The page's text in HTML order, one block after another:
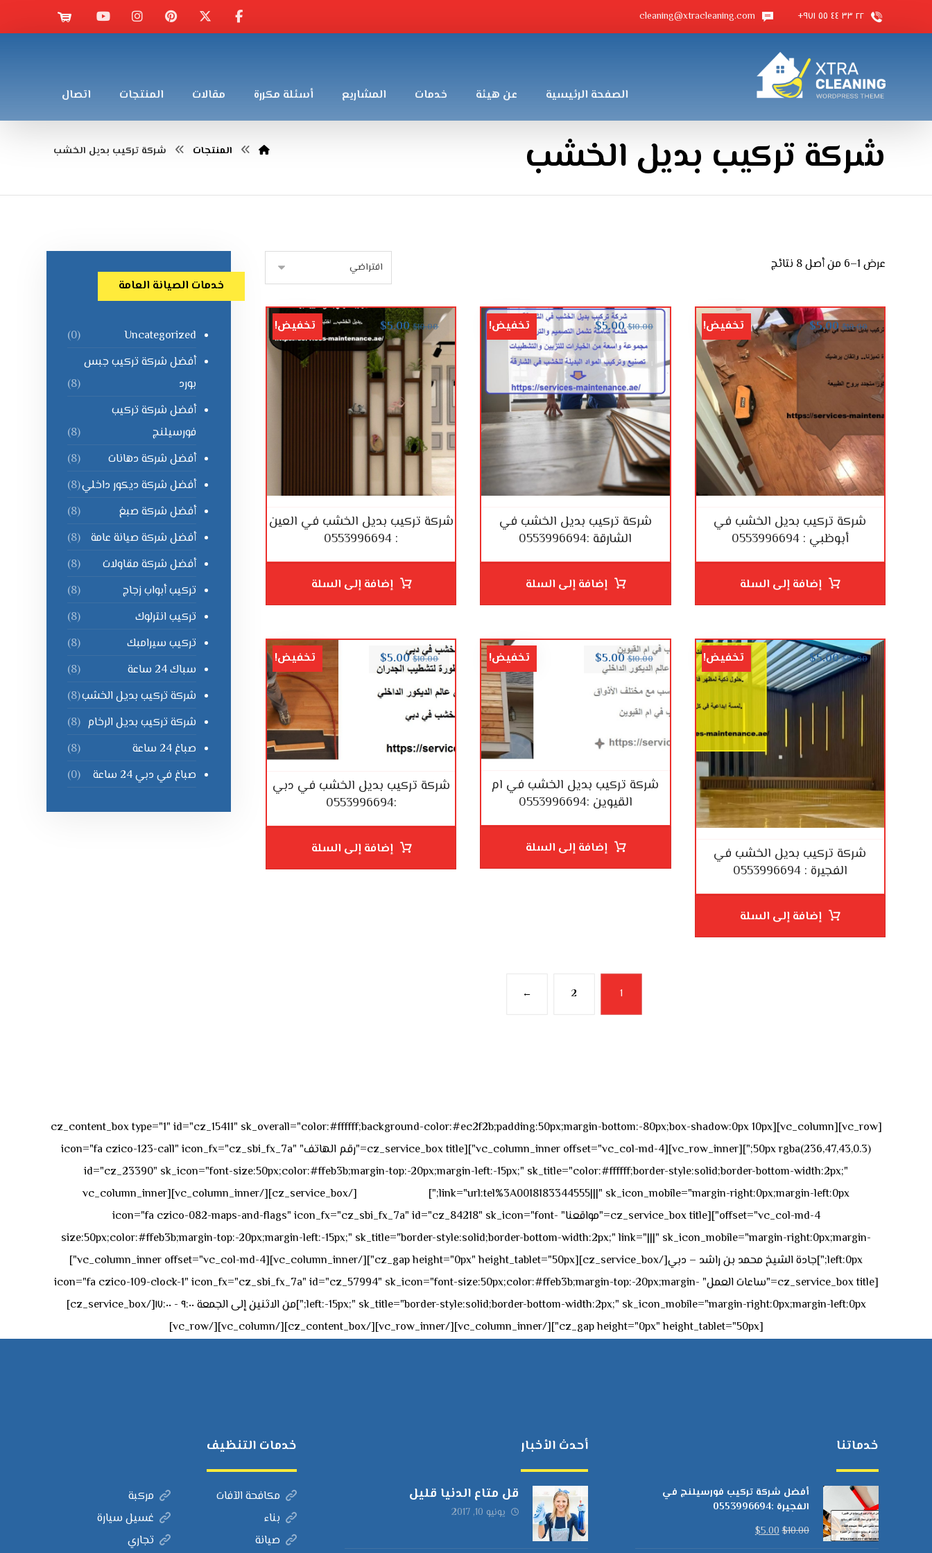
٢٢ ٣٣ ٤٤ ٥٥ ٩٧١+ cleaning@xtracleaning.com
الصفحة الرئيسية عن هيئة خدمات المشاريع أسئلة مكررة مقالات المنتجات اتصال
شركة تركيب بديل الخشب المنتجات شركة تركيب بديل الخشب
عرض 1–6 من أصل 8 نتائج
شركة تركيب بديل الخشب في
أبوظبي : 0553996694
$10.00
$5.00 تخفيض!
إضافة إلى السلة
شركة تركيب بديل الخشب في
الشارقة :0553996694
$10.00
$5.00 تخفيض!
إضافة إلى السلة
شركة تركيب بديل الخشب في العين
: 0553996694
$10.00
$5.00 تخفيض!
إضافة إلى السلة
شركة تركيب بديل الخشب في
الفجيرة : 0553996694
$10.00
$5.00 تخفيض!
إضافة إلى السلة
شركة تركيب بديل الخشب في ام
القيوين :0553996694
$10.00
$5.00 تخفيض!
إضافة إلى السلة
شركة تركيب بديل الخشب في دبي
:0553996694
$10.00
$5.00 تخفيض!
إضافة إلى السلة
1
2
←
خدمات الصيانة العامة
Uncategorized
(0)
أفضل شركة تركيب جبس
بورد
(8)
أفضل شركة تركيب
فورسيلنج
(8)
أفضل شركة دهانات
(8)
أفضل شركة ديكور داخلي(8)
أفضل شركة صبغ
(8)
أفضل شركة صيانة عامة
(8)
أفضل شركة مقاولات
(8)
تركيب أبواب زجاج
(8)
تركيب انترلوك
(8)
تركيب سيرامبك
(8)
سباك 24 ساعة
(8)
شركة تركيب بديل الخشب(8)
شركة تركيب بديل الرخام (8)
صباغ 24 ساعة
(8)
صباغ في دبي 24 ساعة
(0)
[vc_row][vc_column][cz_content_box type="1" id="cz_15411" sk_overall="color:#ffffff;background-color:#ec2f2b;padding:50px;margin-bottom:-80px;box-shadow:0px 10px
50px rgba(236,47,43,0.3);"][vc_row_inner][vc_column_inner offset="vc_col-md-4"][cz_service_box title="رقم الهاتف" icon="fa czico-123-call" icon_fx="cz_sbi_fx_7a"
id="cz_23390" sk_icon="font-size:50px;color:#ffeb3b;margin-top:-20px;margin-left:-15px;" sk_title="color:#ffffff;border-style:solid;border-bottom-width:2px;"
link="url:tel%3A0018183344555|||" sk_icon_mobile="margin-right:0px;margin-left:0px;"]
[/cz_service_box][/vc_column_inner][vc_column_inner
offset="vc_col-md-4"][cz_service_box title="مواقعنا" icon="fa czico-082-maps-and-flags" icon_fx="cz_sbi_fx_7a" id="cz_84218" sk_icon="font-
size:50px;color:#ffeb3b;margin-top:-20px;margin-left:-15px;" sk_title="border-style:solid;border-bottom-width:2px;" link="|||" sk_icon_mobile="margin-right:0px;margin-
left:0px;"]جادة الشيخ محمد بن راشد – دبي[/cz_service_box][cz_gap height="0px" height_tablet="50px"][/vc_column_inner][vc_column_inner offset="vc_col-md-4"]
[cz_service_box title="ساعات العمل" icon="fa czico-109-clock-1" icon_fx="cz_sbi_fx_7a" id="cz_57994" sk_icon="font-size:50px;color:#ffeb3b;margin-top:-20px;margin-
left:-15px;" sk_title="border-style:solid;border-bottom-width:2px;" sk_icon_mobile="margin-right:0px;margin-left:0px;"]من الاثنين إلى الجمعة ٩:٠٠ - ١٧:٠٠[/cz_service_box]
[cz_gap height="0px" height_tablet="50px"][/vc_column_inner][/vc_row_inner][/cz_content_box][/vc_column][/vc_row]
خدماتنا
أفضل شركة تركيب فورسيلنج في
الفجيرة :0553996694
$10.00
$5.00
أحدث الأخبار
قل متاع الدنيا قليل
يونيو 10, 2017
خدمات التنظيف
مكافحة الآفات
مركبة
بناء
غسيل سيارة
صيانة
تجاري